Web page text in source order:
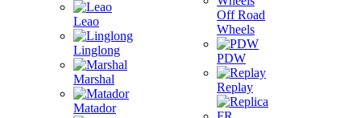
Leao
Linglong
Marshal
Matador
Off Road
Wheels
PDW
Replay